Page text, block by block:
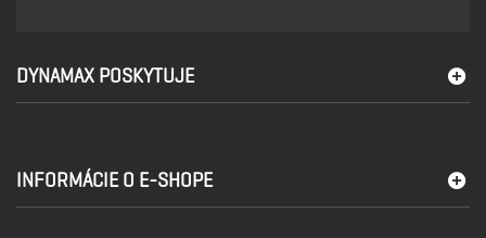
DYNAMAX POSKYTUJE
INFORMÁCIE O E-SHOPE